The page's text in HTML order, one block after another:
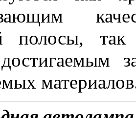
полосы,